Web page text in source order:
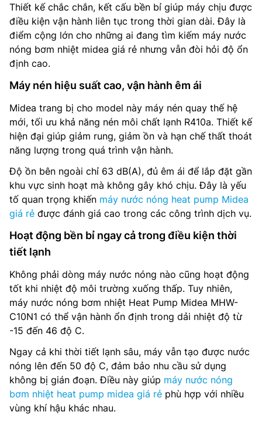
Thiết kế chắc chắn, kết cấu bền bỉ giúp máy chịu được
điều kiện vận hành liên tục trong thời gian dài. Đây là
điểm cộng lớn cho những ai đang tìm kiếm máy nước
nóng bơm nhiệt midea giá rẻ nhưng vẫn đòi hỏi độ ổn
định cao.
Máy nén hiệu suất cao, vận hành êm ái
Midea trang bị cho model này máy nén quay thế hệ
mới, tối ưu khả năng nén môi chất lạnh R410a. Thiết kế
hiện đại giúp giảm rung, giảm ồn và hạn chế thất thoát
năng lượng trong quá trình vận hành.
Độ ồn bên ngoài chỉ 63 dB(A), đủ êm ái để lắp đặt gần
khu vực sinh hoạt mà không gây khó chịu. Đây là yếu
tố quan trọng khiến máy nước nóng heat pump Midea
giá rẻ được đánh giá cao trong các công trình dịch vụ.
Hoạt động bền bỉ ngay cả trong điều kiện thời
tiết lạnh
Không phải dòng máy nước nóng nào cũng hoạt động
tốt khi nhiệt độ môi trường xuống thấp. Tuy nhiên,
máy nước nóng bơm nhiệt Heat Pump Midea MHW-
C10N1 có thể vận hành ổn định trong dải nhiệt độ từ
-15 đến 46 độ C.
Ngay cả khi thời tiết lạnh sâu, máy vẫn tạo được nước
nóng lên đến 50 độ C, đảm bảo nhu cầu sử dụng
không bị gián đoạn. Điều này giúp máy nước nóng
bơm nhiệt heat pump midea giá rẻ phù hợp với nhiều
vùng khí hậu khác nhau.